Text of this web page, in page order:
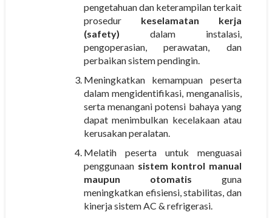
pengetahuan dan keterampilan terkait
prosedur keselamatan kerja
(safety) dalam instalasi,
pengoperasian, perawatan, dan
perbaikan sistem pendingin.
Meningkatkan kemampuan peserta
dalam mengidentifikasi, menganalisis,
serta menangani potensi bahaya yang
dapat menimbulkan kecelakaan atau
kerusakan peralatan.
Melatih peserta untuk menguasai
penggunaan sistem kontrol manual
maupun otomatis guna
meningkatkan efisiensi, stabilitas, dan
kinerja sistem AC & refrigerasi.